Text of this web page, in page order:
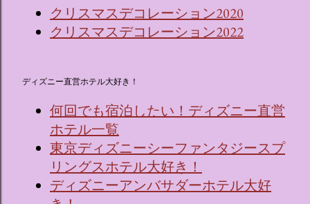
クリスマスデコレーション2020
クリスマスデコレーション2022
ディズニー直営ホテル大好き！
何回でも宿泊したい！ディズニー直営
ホテル一覧
東京ディズニーシーファンタジースプ
リングスホテル大好き！
ディズニーアンバサダーホテル大好